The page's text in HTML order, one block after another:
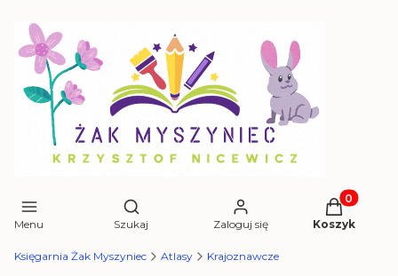
Menu
Otwórz wyszukiwarkę
Szukaj Zaloguj się
Produkty
Koszyk
Księgarnia Żak Myszyniec Atlasy Krajoznawcze